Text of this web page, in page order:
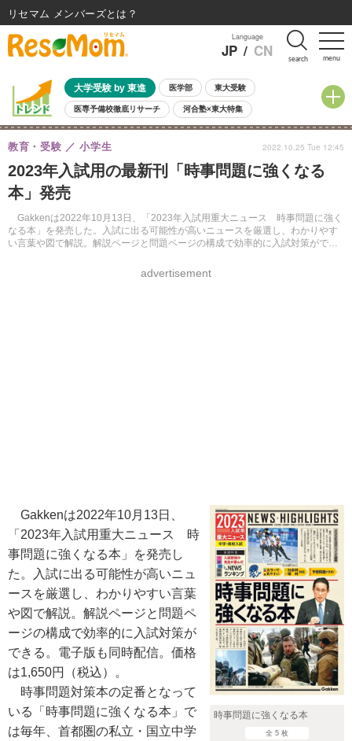
menu
Language
JP / CN search
大学受験 by 東進 医学部 東大受験
医専予備校徹底リサーチ 河合塾×東大特集
親子で考える大学選び 高校受験 中学受験 小学校受験
共通テスト 夏休み
8月開催イベント・WS 全国公立高校 過去問 人気記事
自由研究教材（小学生向け）
2023年入試用の最新刊「時事問題に強くなる
本」発売
Gakkenは2022年10月13日、「2023年入試用重大ニュース 時事問題に強く
なる本」を発売した。入試に出る可能性が高いニュースを厳選し、わかりやす
い言葉や図で解説。解説ページと問題ページの構成で効率的に入試対策ができ
教育・受験 小学生
advertisement
2022.10.25 Tue 12:45
時事問題に強くなる本
全 5 枚
Gakkenは2022年10月13日、
「2023年入試用重大ニュース 時
事問題に強くなる本」を発売し
た。入試に出る可能性が高いニュ
ースを厳選し、わかりやすい言葉
や図で解説。解説ページと問題ペ
ージの構成で効率的に入試対策が
できる。電子版も同時配信。価格
は1,650円（税込）。
時事問題対策本の定番となって
いる「時事問題に強くなる本」で
は毎年、首都圏の私立・国立中学
リセマム メンバーズ